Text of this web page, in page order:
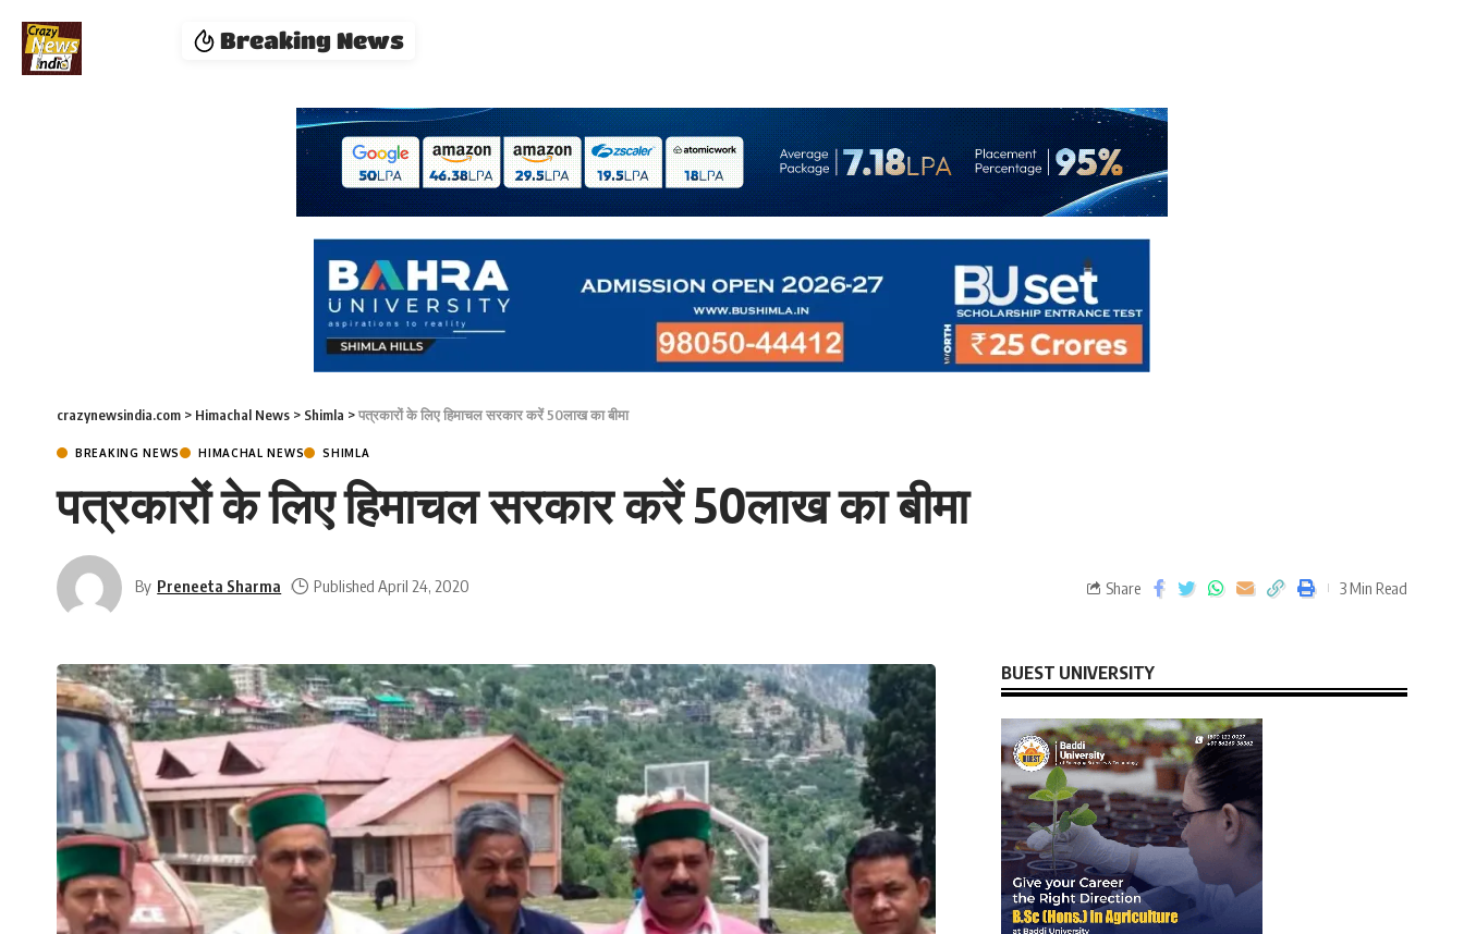
Breaking News
crazynewsindia.com > Himachal News > Shimla >पत्रकारों के लिए हिमाचल सरकार करें 50लाख का बीमा
BREAKING NEWS HIMACHAL NEWS SHIMLA
पत्रकारों के लिए हिमाचल सरकार करें 50लाख का बीमा
By Preneeta Sharma Published April 24, 2020 Share 3 Min Read
BUEST UNIVERSITY